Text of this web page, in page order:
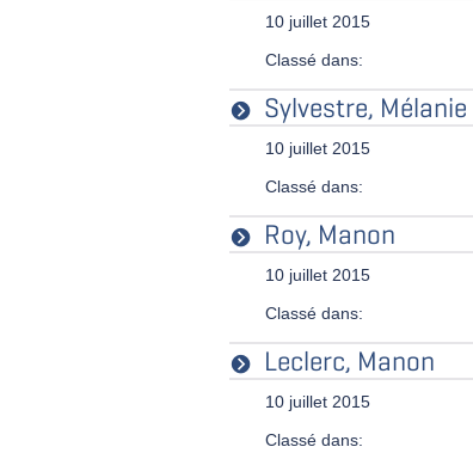
10 juillet 2015
Classé dans:
Sylvestre, Mélanie
10 juillet 2015
Classé dans:
Roy, Manon
10 juillet 2015
Classé dans:
Leclerc, Manon
10 juillet 2015
Classé dans: